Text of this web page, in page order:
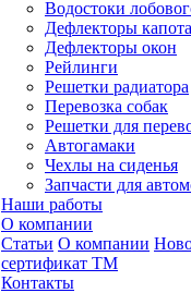
Водостоки
Дефлекторы капота
Дефлекторы окон
Рейлинги
Решетки радиатора
Перевозка собак
Решетки для
Автогамаки
Чехлы на сиденья
Запчасти для
Наши работы
О компании
Статьи О компании
сертификат ТМ
Контакты